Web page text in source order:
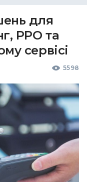
для
РРО та
сервісі
5598